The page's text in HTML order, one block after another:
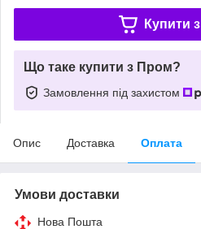
Купити з
Що таке купити з Пром?
Замовлення під захистом
Опис Доставка Оплата
Умови доставки
Нова Пошта